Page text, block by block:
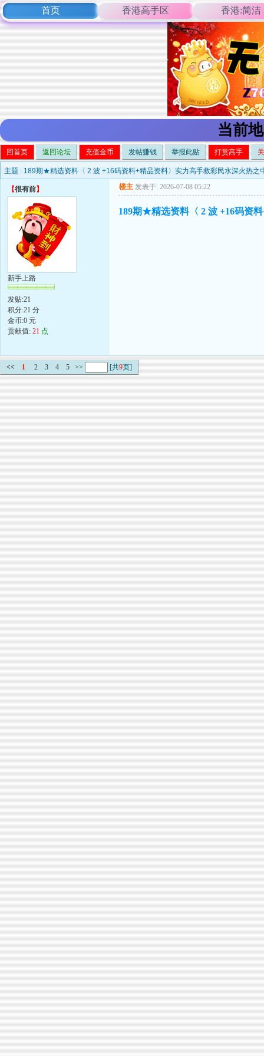
首页 香港高手区 香港:简洁
当前
回首页 返回论坛 充值金币 发帖赚钱 举报此贴 打赏高手
主题 : 189期★精选资料〈 2 波 +16码资料+精品资料〉实力高手救彩民水深火热之
【很有前】
新手上路
发贴:21
积分:21 分
金币:0 元
贡献值: 21 点
楼主 发表于: 2026-07-08 05:22
189期★精选资料〈 2 波 +16码资
<< 1 2 3 4 5 >> [共9页]